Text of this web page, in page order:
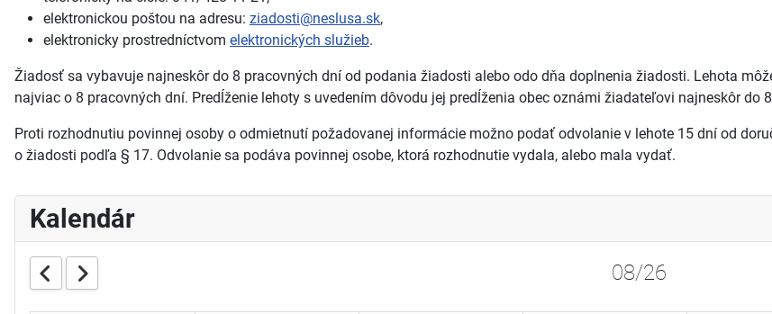
elektronickou poštou na adresu: ziadosti@neslusa.sk,
elektronicky prostredníctvom elektronických služieb.
Žiadosť sa vybavuje najneskôr do 8 pracovných dní od podania žiadosti alebo odo dňa doplnenia žiadosti. Lehota
najviac o 8 pracovných dní. Predĺženie lehoty s uvedením dôvodu jej predĺženia obec oznámi žiadateľovi najneskôr do
Proti rozhodnutiu povinnej osoby o odmietnutí požadovanej informácie možno podať odvolanie v lehote 15 dní od
o žiadosti podľa § 17. Odvolanie sa podáva povinnej osobe, ktorá rozhodnutie vydala, alebo mala vydať.
Kalendár
08/26